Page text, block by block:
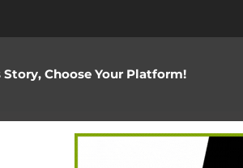
Story, Choose Your Platform!